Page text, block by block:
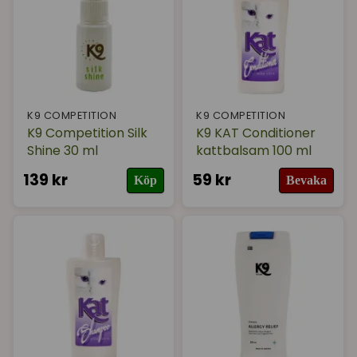
K9 COMPETITION
K9 Competition Silk
Shine 30 ml
139 kr Köp
K9 COMPETITION
K9 KAT Conditioner
kattbalsam 100 ml
59 kr Bevaka